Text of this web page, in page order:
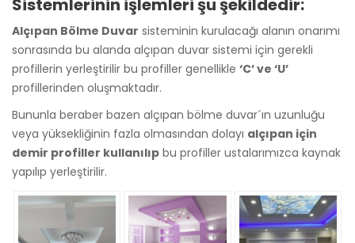
Sistemlerinin işlemleri şu şekildedir:
Alçıpan Bölme Duvar sisteminin kurulacağı alanın onarımı
sonrasında bu alanda alçıpan duvar sistemi için gerekli
profillerin yerleştirilir bu profiller genellikle ‘C’ ve ‘U’
profillerinden oluşmaktadır.
Bununla beraber bazen alçıpan bölme duvar´ın uzunluğu
veya yüksekliğinin fazla olmasından dolayı alçıpan için
demir profiller kullanılıp bu profiller ustalarımızca kaynak
yapılıp yerleştirilir.